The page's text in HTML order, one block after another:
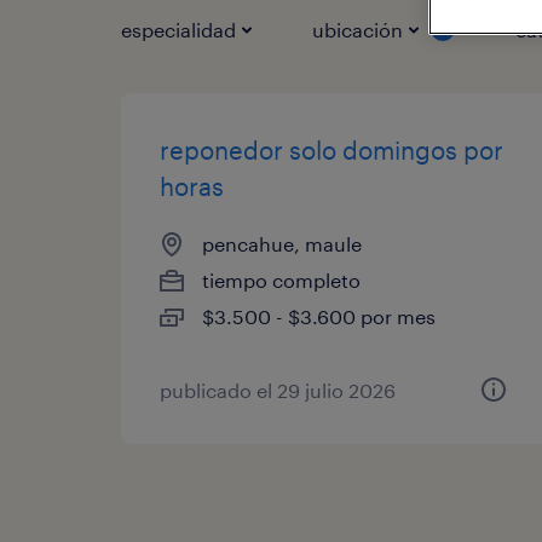
especialidad ubicación 1
reponedor solo domingos por
horas
pencahue, maule
tiempo completo
$3.500 - $3.600 por mes
publicado el 29 julio 2026